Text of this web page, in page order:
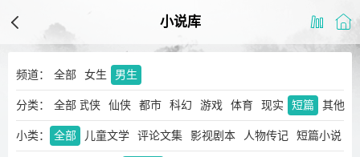
小说库
频道： 全部 女生 男生
分类： 全部
玄幻 奇幻 武侠 仙侠 都市 科幻 游戏 体育 现实 短篇 其他
小类： 全部 儿童文学 评论文集 影视剧本 人物传记 短篇小说